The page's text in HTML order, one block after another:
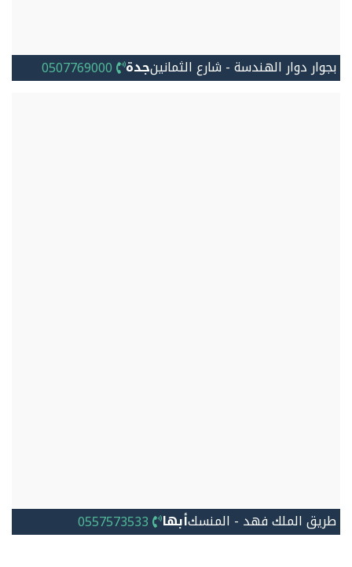
بجوار دوار الهندسة - شارع الثمانينجدة
طريق الملك فهد - المنسكأبها